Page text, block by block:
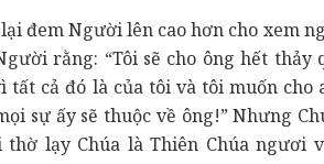
đem Người lên cao hơn cho xem
rằng: “Tôi sẽ cho ông hết thảy
tất cả đó là của tôi và tôi muốn
sự ấy sẽ thuộc về ông!” Nhưng
thờ lạy Chúa là Thiên Chúa ngươi